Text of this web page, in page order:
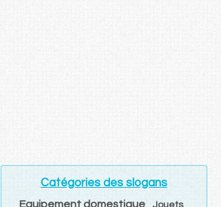
Catégories des slogans
Equipement domestique Jouets